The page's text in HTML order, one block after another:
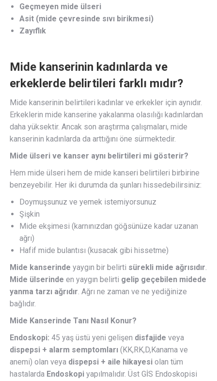
Geçmeyen mide ülseri
Asit (mide çevresinde sıvı birikmesi)
Zayıflık
Mide kanserinin kadınlarda ve
erkeklerde belirtileri farklı mıdır?
Mide kanserinin belirtileri kadınlar ve erkekler için aynıdır.
Erkeklerin mide kanserine yakalanma olasılığı kadınlardan
daha yüksektir. Ancak son araştırma çalışmaları, mide
kanserinin kadınlarda da arttığını öne sürmektedir.
Mide ülseri ve kanser aynı belirtileri mi gösterir?
Hem mide ülseri hem de mide kanseri belirtileri birbirine
benzeyebilir. Her iki durumda da şunları hissedebilirsiniz:
Doymuşsunuz ve yemek istemiyorsunuz
Şişkin
Mide ekşimesi (karnınızdan göğsünüze kadar uzanan
ağrı)
Hafif mide bulantısı (kusacak gibi hissetme)
Mide kanserinde yaygın bir belirti sürekli mide ağrısıdır.
Mide ülserinde en yaygın belirti gelip geçebilen midede
yanma tarzı ağrıdır. Ağrı ne zaman ve ne yediğinize
bağlıdır.
Mide Kanserinde Tanı Nasıl Konur?
Endoskopi: 45 yaş üstü yeni gelişen disfajide veya
dispepsi + alarm semptomları (KK,RK,D,Kanama ve
anemi) olan veya dispepsi + aile hikayesi olan tüm
hastalarda Endoskopi yapılmalıdır. Üst GİS Endoskopisi